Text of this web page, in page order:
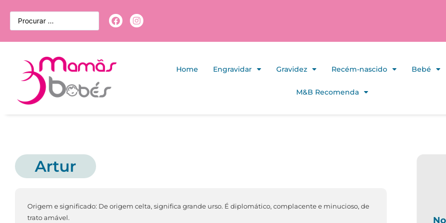
Home Engravidar Gravidez Recém-nascido Bebé
M&B Recomenda
Artur
Origem e significado: De origem celta, significa grande urso. É diplomático, complacente e minucioso, de
trato amável.